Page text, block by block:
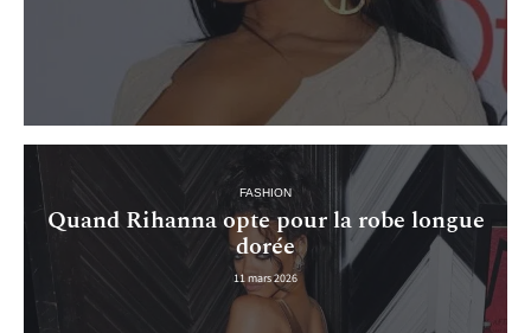
FASHION
Quand Rihanna opte pour la robe longue
dorée
11 mars 2026